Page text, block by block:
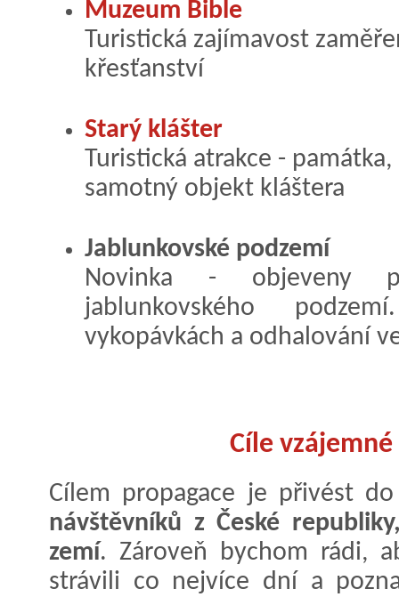
Muzeum Bible
Turistická zajímavost
křesťanství
Starý klášter
Turistická atrakce -
samotný objekt kláštera
Jablunkovské podzemí
Novinka - objeveny
jablunkovského
vykopávkách a odhalování
Cíle
Cílem propagace je přivést
návštěvníků z České
zemí. Zároveň bychom rádi,
strávili co nejvíce dní a